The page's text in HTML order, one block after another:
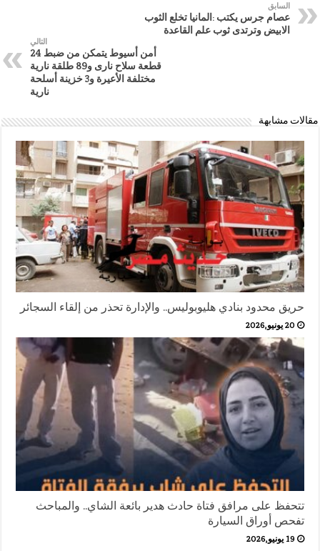
السابق
عصام جرس يكتب :المانيا تخلع الثوب
الابيض وترتدى ثوب علم القاعدة
التالي
أمن أسيوط يتمكن من ضبط 24
قطعة سلاح نارى و89 طلقة نارية
مختلفة الأعيرة و3 خزينة أسلحة
نارية
مقالات مشابهة
حريق محدود بنادي هليوبوليس.. والإدارة تحذر من إلقاء السجائر
20 يونيو,2026
تتحفظ على مرافق فتاة حادث هدير بائعة الشاي.. والمباحث
تفحص أوراق السيارة
19 يونيو,2026